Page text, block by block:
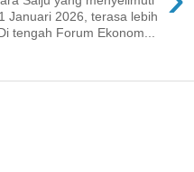
Januari 2026, terasa lebih
tengah Forum Ekonom...